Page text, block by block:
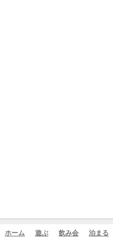
ホーム 遊ぶ 飲み会 泊まる